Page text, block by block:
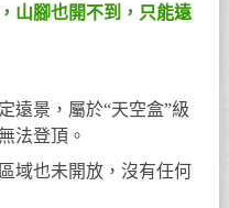
山腳也開不到，只能遠
遠景，屬於“天空盒”級
法登頂。
域也未開放，沒有任何